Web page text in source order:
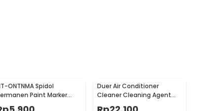
ONTNMA Spidol
Paint Marker
Duer Air Conditioner
Cleaner Cleaning Agent